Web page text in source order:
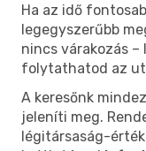
Ha az idő
legegyszerűbb
nincs várakozás
folytathatod az
A keresőnk
jeleníti meg.
légitársaság-